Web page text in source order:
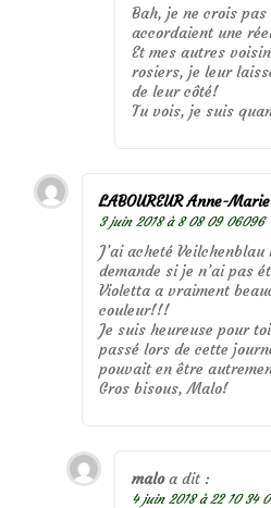
Bah, je ne crois
accordaient une
Et mes autres
rosiers, je leur
de leur côté!
Tu vois, je suis
LABOUREUR Anne-Marie
3 juin 2018 à 8 08 09 06096
J’ai acheté Veilchenblau
demande si je n’ai pas
Violetta a vraiment
couleur!!!
Je suis heureuse pour
passé lors de cette
pouvait en être
Gros bisous, Malo!
malo a dit :
4 juin 2018 à 22 10 34